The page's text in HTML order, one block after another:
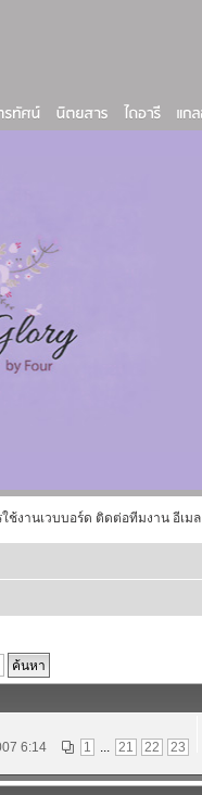
ช้งานเวบบอร์ด ติดต่อทีมงาน อีเมล
1
... 21 22 23
6:14